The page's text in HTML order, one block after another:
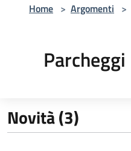
Home > Argomenti >
Parcheggi
Novità (3)